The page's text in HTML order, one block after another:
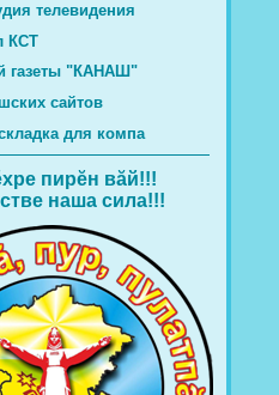
телевидения
КСТ
газеты "КАНАШ"
сайтов
для компа
пирĕн вăй!!!
наша сила!!!